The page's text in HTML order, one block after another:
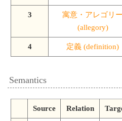
3
寓意・アレゴリー
(allegory)
4 定義 (definition)
Semantics
Source Relation